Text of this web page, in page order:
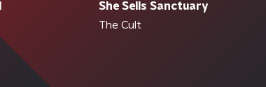
She Sells Sanctuary
The Cult